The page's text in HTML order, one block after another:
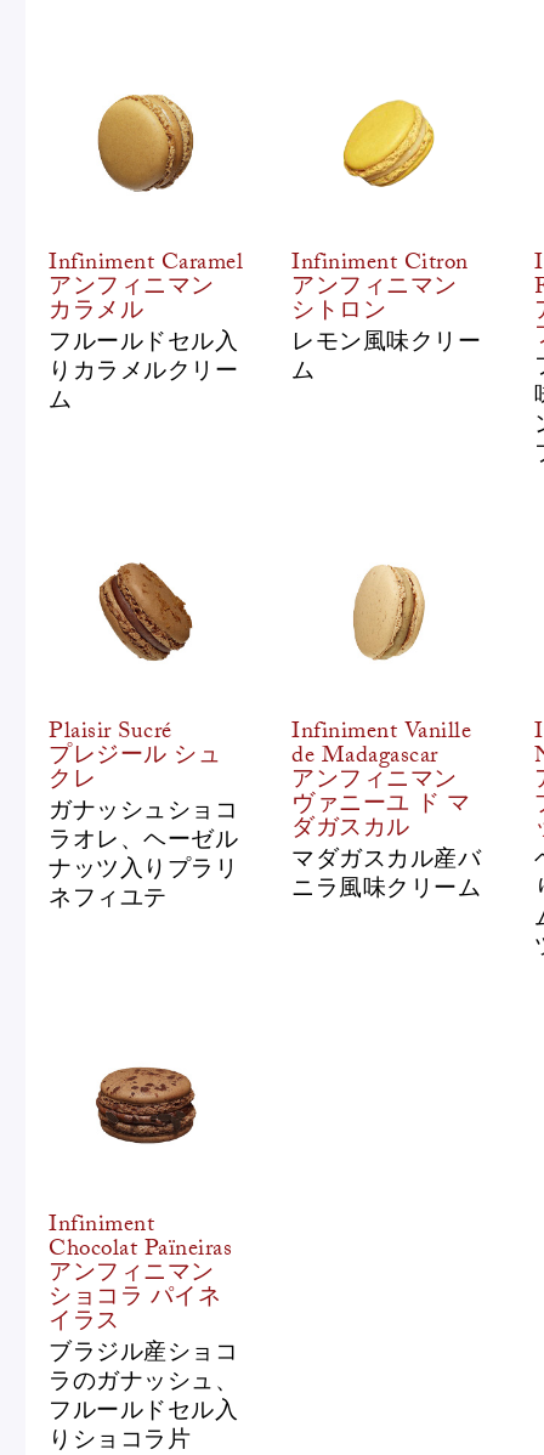
お知らせ
Journal & Informations
「ヴルーテ」販売のお知らせ
ピエール・エルメ・パリ
Notre Maison
ピエール・エルメについて ブラン
国内ブティック一覧
Infiniment Caramel
アンフィニマン
カラメル
フルールドセル入
りカラメルクリー
ム
Infiniment Citron
アンフィニマン
シトロン
レモン風味クリー
ム
Plaisir Sucré
プレジール シュ
クレ
ガナッシュショコ
ラオレ、ヘーゼル
ナッツ入りプラリ
ネフィユテ
Infiniment Vanille
de Madagascar
アンフィニマン
ヴァニーユ ド マ
ダガスカル
マダガスカル産バ
ニラ風味クリーム
Infiniment
Chocolat Païneiras
アンフィニマン
ショコラ パイネ
イラス
ブラジル産ショコ
ラのガナッシュ、
フルールドセル入
りショコラ片